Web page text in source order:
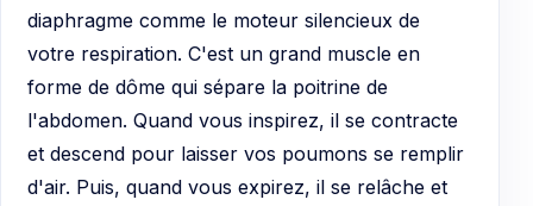
diaphragme comme le moteur silencieux de
votre respiration. C'est un grand muscle en
forme de dôme qui sépare la poitrine de
l'abdomen. Quand vous inspirez, il se contracte
et descend pour laisser vos poumons se remplir
d'air. Puis, quand vous expirez, il se relâche et